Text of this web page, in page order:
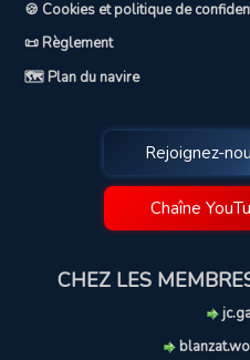
🍪 Cookies et politique de
📜 Règlement
🗺️ Plan du navire
Rejoignez-
Chaîne
CHEZ LES